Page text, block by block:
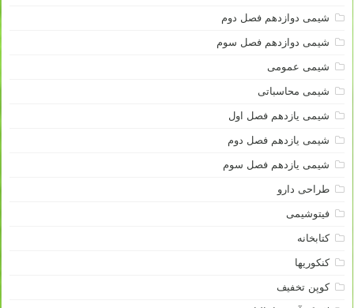
شیمی دوازدهم فصل دوم
شیمی دوازدهم فصل سوم
شیمی عمومی
شیمی محاسباتی
شیمی یازدهم فصل اول
شیمی یازدهم فصل دوم
شیمی یازدهم فصل سوم
طراحی دارو
فیتوشیمی
کتابخانه
کنکوریها
کوپن تخفیف